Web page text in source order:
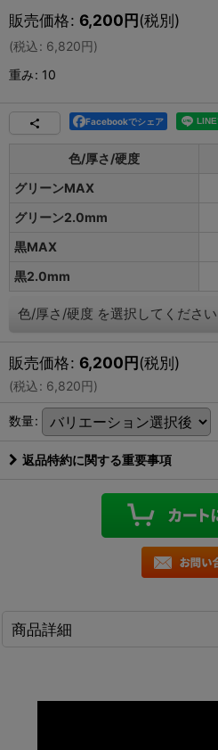
販売価格: 6,200円(税別)
(税込: 6,820円)
重み: 10
Facebookでシェア
色/厚さ/硬度
グリーンMAX
グリーン2.0mm
黒MAX
黒2.0mm
色/厚さ/硬度 を選択してください
販売価格: 6,200円(税別)
(税込: 6,820円)
数量:
返品特約に関する重要事項
商品詳細